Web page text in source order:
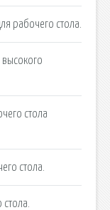
рабочего стола.
стола
стола.